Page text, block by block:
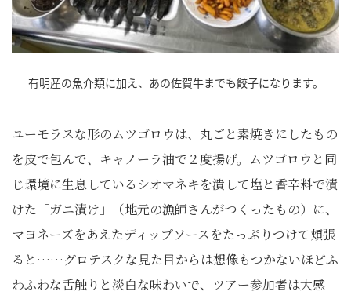
有明産の魚介類に加え、あの佐賀牛までも餃子になります。
ユーモラスな形のムツゴロウは、丸ごと素焼きにしたもの
を皮で包んで、キャノーラ油で２度揚げ。ムツゴロウと同
じ環境に生息しているシオマネキを潰して塩と香辛料で漬
けた「ガニ漬け」（地元の漁師さんがつくったもの）に、
マヨネーズをあえたディップソースをたっぷりつけて頬張
ると……グロテスクな見た目からは想像もつかないほどふ
わふわな舌触りと淡白な味わいで、ツアー参加者は大感